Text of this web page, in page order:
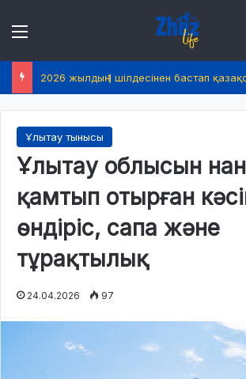
Ұлытау тынысы
Ұлытау облысын
қамтып отырған
өндіріс, сапа және
тұрақтылық
24.04.2026 97